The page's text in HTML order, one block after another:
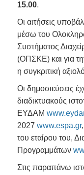
15.00.
Οι αιτήσεις
μέσω του
Συστήματος
(ΟΠΣΚΕ) και για
η συγκριτική
Οι δημοσιεύσεις
διαδικτυακούς
ΕΥΔΑΜ
2027 www.espa.gr
του εταίρου του,
Προγραμμάτων
Στις παραπάνω